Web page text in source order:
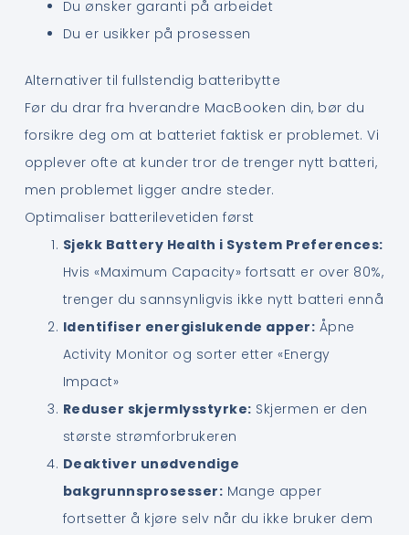
Du ønsker garanti på arbeidet
Du er usikker på prosessen
Alternativer til fullstendig batteribytte
Før du drar fra hverandre MacBooken din, bør du
forsikre deg om at batteriet faktisk er problemet. Vi
opplever ofte at kunder tror de trenger nytt batteri,
men problemet ligger andre steder.
Optimaliser batterilevetiden først
Sjekk Battery Health i System Preferences:
Hvis «Maximum Capacity» fortsatt er over 80%,
trenger du sannsynligvis ikke nytt batteri ennå
Identifiser energislukende apper: Åpne
Activity Monitor og sorter etter «Energy
Impact»
Reduser skjermlysstyrke: Skjermen er den
største strømforbrukeren
Deaktiver unødvendige
bakgrunnsprosesser: Mange apper
fortsetter å kjøre selv når du ikke bruker dem